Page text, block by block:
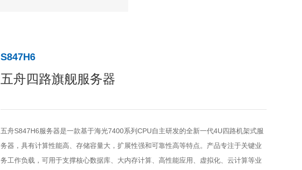
S847H6
五舟四路旗舰服务器
五舟S847H6服务器是一款基于海光7400系列CPU自主研发的全新一代4U四路机架式服
务器，具有计算性能高、存储容量大，扩展性强和可靠性高等特点。产品专注于关键业
务工作负载，可用于支撑核心数据库、大内存计算、高性能应用、虚拟化、云计算等业